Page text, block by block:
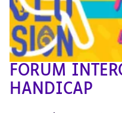
FORUM
HANDICAP